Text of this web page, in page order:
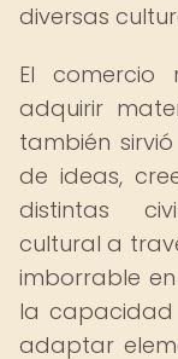
diversas
El
adquirir
también
de ideas,
distintas
cultural a
imborrable
la
adaptar